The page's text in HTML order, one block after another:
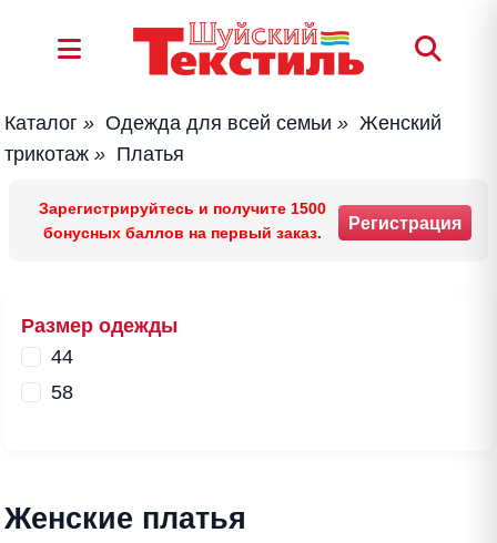
Каталог » Одежда для всей семьи » Женский
трикотаж » Платья
Зарегистрируйтесь и получите 1500
бонусных баллов на первый заказ.
Регистрация
Размер одежды
44
58
Женские платья